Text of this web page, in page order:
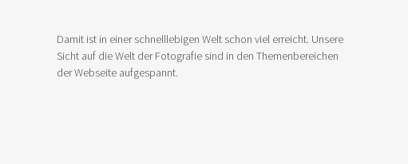
Damit ist in einer schnelllebigen Welt schon viel erreicht. Unsere
Sicht auf die Welt der Fotografie sind in den Themenbereichen
der Webseite aufgespannt.